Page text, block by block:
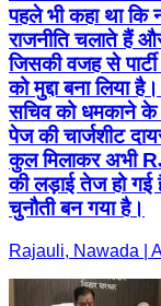
पहले भी कहा था कि
राजनीति चलाते हैं
जिसकी वजह से
को मुद्दा बना
सचिव को धमकाने
पेज की चार्जशीट
कुल मिलाकर अभी
की लड़ाई तेज हो गई
चुनौती बन गया है।
Rajauli, Nawada |